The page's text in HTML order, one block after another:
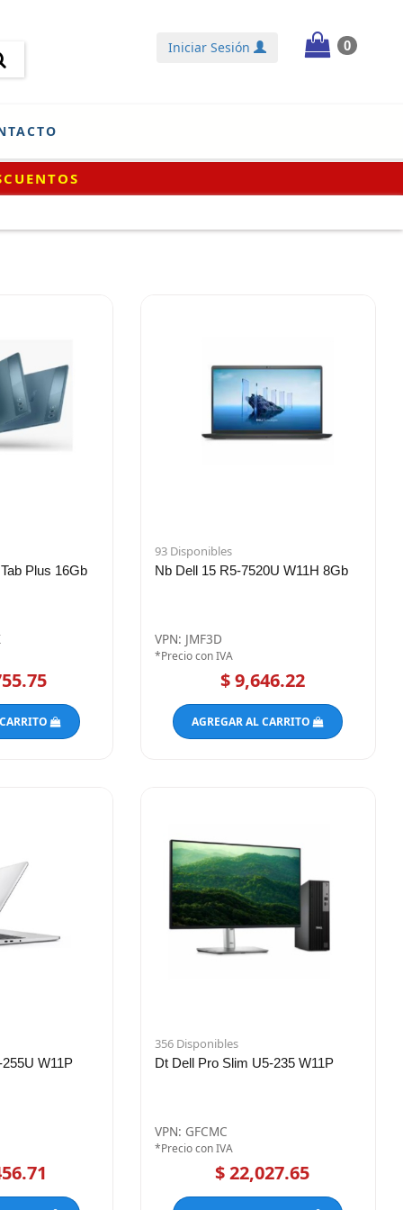
Iniciar Sesión 0
Plus 16Gb
93 Disponibles
Nb Dell 15 R5-7520U W11H 8Gb
VPN: JMF3D
*Precio con IVA
$ 9,646.22
AGREGAR AL CARRITO
W11P
356 Disponibles
Dt Dell Pro Slim U5-235 W11P
VPN: GFCMC
*Precio con IVA
$ 22,027.65